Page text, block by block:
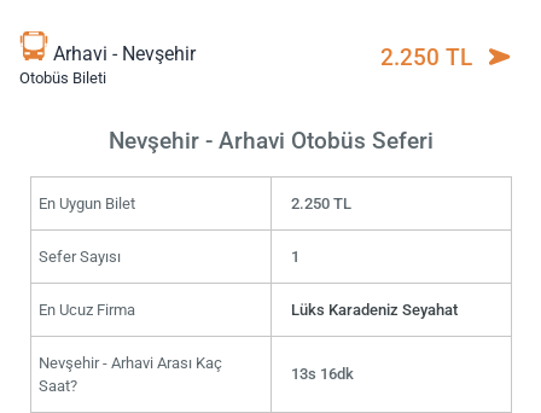
Arhavi - Nevşehir
Otobüs Bileti
2.250 TL
Nevşehir - Arhavi Otobüs Seferi
En Uygun Bilet 2.250 TL
Sefer Sayısı 1
En Ucuz Firma Lüks Karadeniz Seyahat
Nevşehir - Arhavi Arası Kaç
Saat?
13s 16dk